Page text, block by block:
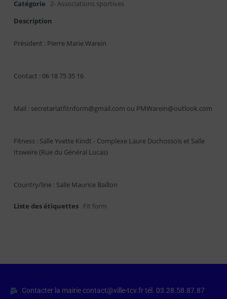
Catégorie
2- Associations sportives
Description
Président : Pierre Marie Warein
Contact : 06 18 75 35 16
Mail : secretariatfitnform@gmail.com ou PMWarein@outlook.com
Fitness : Salle Yvette Kindt - Complexe Laure Duchossois et Salle
Itsweire (Rue du Général Lucas)
Country/line : Salle Maurice Baillon
Liste des étiquettes Fit form
Contacter la mairie contact@ville-tcv.fr tél. 03.28.58.87.87